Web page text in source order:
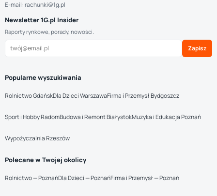
E-mail: rachunki@1g.pl
Newsletter 1G.pl Insider
Raporty rynkowe, porady, nowości.
Zapisz
Popularne wyszukiwania
Rolnictwo GdańskDla Dzieci WarszawaFirma i Przemysł Bydgoszcz
Sport i Hobby RadomBudowa i Remont BiałystokMuzyka i Edukacja Poznań
Wypożyczalnia Rzeszów
Polecane w Twojej okolicy
Rolnictwo — PoznańDla Dzieci — PoznańFirma i Przemysł — Poznań